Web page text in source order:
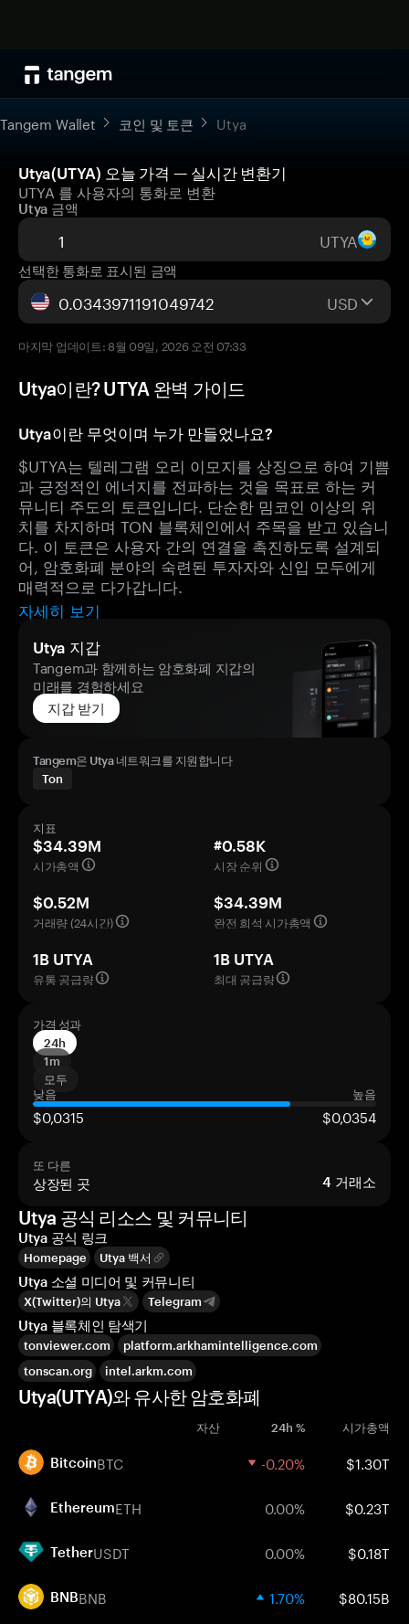
Tangem Wallet 코인 및 토큰 Utya
Utya(UTYA) 오늘 가격 — 실시간 변환기
UTYA 를 사용자의 통화로 변환
Utya 금액
UTYA
선택한 통화로 표시된 금액
USD
마지막 업데이트: 8월 09일, 2026 오전 07:33
Utya이란? UTYA 완벽 가이드
Utya이란 무엇이며 누가 만들었나요?
$UTYA는 텔레그램 오리 이모지를 상징으로 하여 기쁨
과 긍정적인 에너지를 전파하는 것을 목표로 하는 커
뮤니티 주도의 토큰입니다. 단순한 밈코인 이상의 위
치를 차지하며 TON 블록체인에서 주목을 받고 있습니
다. 이 토큰은 사용자 간의 연결을 촉진하도록 설계되
어, 암호화폐 분야의 숙련된 투자자와 신입 모두에게
매력적으로 다가갑니다.
자세히 보기
Utya 지갑
Tangem과 함께하는 암호화폐 지갑의
미래를 경험하세요
지갑 받기
Tangem은 Utya 네트워크를 지원합니다
Ton
지표
$34.39M
시가총액
#0.58K
시장 순위
$0.52M
거래량 (24시간)
$34.39M
완전 희석 시가총액
1B UTYA
유통 공급량
1B UTYA
최대 공급량
가격 성과
24h
1m
모두
낮음
높음
$0,0315 $0,0354
또 다른
상장된 곳 4 거래소
Utya 공식 리소스 및 커뮤니티
Utya 공식 링크
Homepage Utya 백서
Utya 소셜 미디어 및 커뮤니티
X(Twitter)의 Utya Telegram
Utya 블록체인 탐색기
tonviewer.com
platform.arkhamintelligence.com
tonscan.org
intel.arkm.com
Utya(UTYA)와 유사한 암호화폐
자산 24h % 시가총액
BitcoinBTC -0.20% $1.30T
EthereumETH 0.00% $0.23T
TetherUSDT 0.00% $0.18T
BNBBNB 1.70% $80.15B